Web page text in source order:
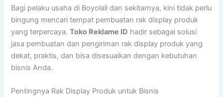
Bagi pelaku usaha di Boyolali dan sekitarnya, kini tidak perlu
bingung mencari tempat pembuatan rak display produk
yang terpercaya.Toko Reklame ID hadir sebagai solusi
jasa pembuatan dan pengiriman rak display produk yang
dekat, praktis, dan bisa disesuaikan dengan kebutuhan
bisnis Anda.
Pentingnya Rak Display Produk untuk Bisnis